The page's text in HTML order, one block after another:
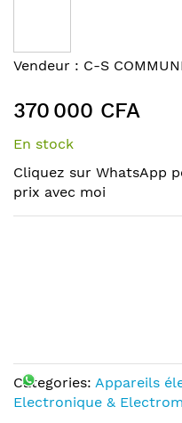
of
the
gallery
Skip
the
beginning
of
images
gallery
Vendeur : C-S
370 000 CFA
En stock
Cliquez sur WhatsApp
prix avec moi
Categories: Appareils
Electronique &